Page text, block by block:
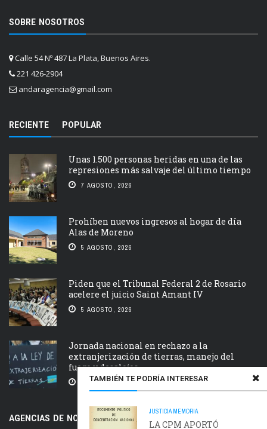
TAMBIÉN TE PODRÍA INTERESAR
JUSTICIA MEMORIA
LA CPM APORTÓ
SOBRE NOSOTROS
Calle 54 Nº 487 La Plata, Buenos Aires.
221 426-2904
andaragencia@gmail.com
RECIENTE POPULAR
Unas 1.500 personas heridas en una de las
represiones más salvaje del último tiempo
7 AGOSTO, 2026
Prohíben nuevos ingresos al hogar de día
Alas de Moreno
5 AGOSTO, 2026
Piden que el Tribunal Federal 2 de Rosario
acelere el juicio Saint Amant IV
5 AGOSTO, 2026
Jornada nacional en rechazo a la
extranjerización de tierras, manejo del
fuego y desalojos
5 AGOSTO, 2026
AGENCIAS DE NOTICIAS AMIGAS